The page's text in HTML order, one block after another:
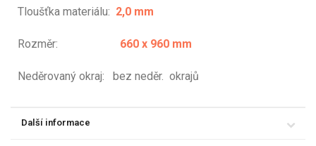
Tloušťka materiálu: 2,0 mm
Rozměr: 660 x 960 mm
Neděrovaný okraj: bez neděr. okrajů
Další informace